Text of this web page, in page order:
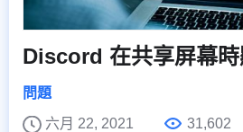
Discord 在共享屏幕
問題
六月 22, 2021
31,602